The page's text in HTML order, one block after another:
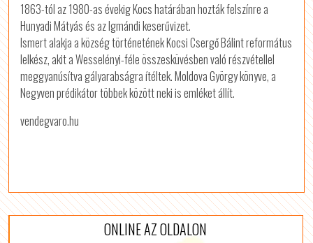
1863-tól az 1980-as évekig Kocs határában hozták felszínre a
Hunyadi Mátyás és az Igmándi keserűvizet.
Ismert alakja a község történetének Kocsi Csergő Bálint református
lelkész, akit a Wesselényi-féle összesküvésben való részvétellel
meggyanúsítva gályarabságra ítéltek. Moldova György könyve, a
Negyven prédikátor többek között neki is emléket állít.
vendegvaro.hu
ONLINE AZ OLDALON